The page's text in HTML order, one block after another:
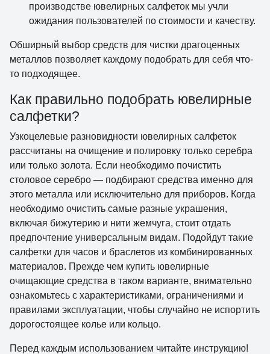
производстве ювелирных салфеток мы учли
ожидания пользователей по стоимости и качеству.
Обширный выбор средств для чистки драгоценных
металлов позволяет каждому подобрать для себя что-
то подходящее.
Как правильно подобрать ювелирные
салфетки?
Узкоцелевые разновидности ювелирных салфеток
рассчитаны на очищение и полировку только серебра
или только золота. Если необходимо почистить
столовое серебро — подбирают средства именно для
этого металла или исключительно для приборов. Когда
необходимо очистить самые разные украшения,
включая бижутерию и нити жемчуга, стоит отдать
предпочтение универсальным видам. Подойдут такие
салфетки для часов и браслетов из комбинированных
материалов. Прежде чем купить ювелирные
очищающие средства в таком варианте, внимательно
ознакомьтесь с характеристиками, ограничениями и
правилами эксплуатации, чтобы случайно не испортить
дорогостоящее колье или кольцо.
Перед каждым использованием читайте инструкцию!